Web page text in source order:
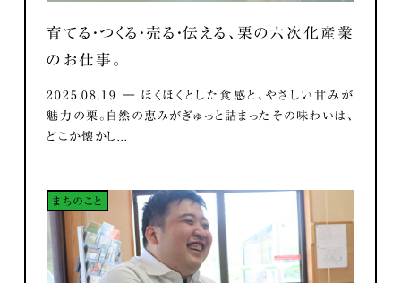
育てる・つくる・売る・伝える、栗の六次化産業
のお仕事。
2025.08.19 ― ほくほくとした食感と、やさしい甘みが
魅力の栗。自然の恵みがぎゅっと詰まったその味わいは、
どこか懐かし...
まちのこと